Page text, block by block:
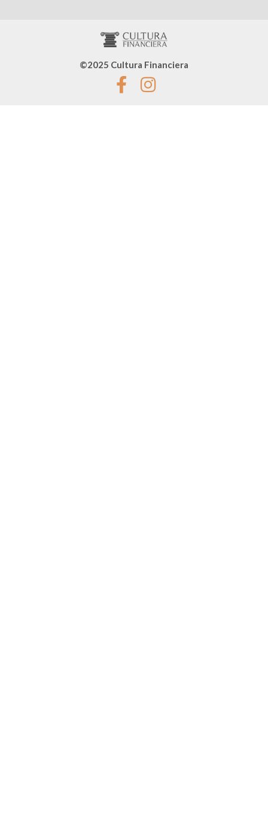
©2025 Cultura Financiera